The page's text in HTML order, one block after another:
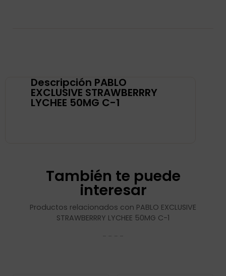
Descripción PABLO
EXCLUSIVE STRAWBERRRY
LYCHEE 50MG C-1
También te puede
interesar
Productos relacionados con PABLO EXCLUSIVE
STRAWBERRRY LYCHEE 50MG C-1